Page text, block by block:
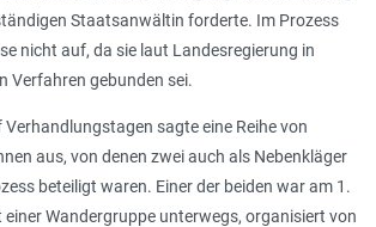
Staatsanwältin forderte. Im Prozess
nicht auf, da sie laut Landesregierung in
Verfahren gebunden sei.
Verhandlungstagen sagte eine Reihe von
aus, von denen zwei auch als Nebenkläger
beteiligt waren. Einer der beiden war am 1.
einer Wandergruppe unterwegs, organisiert von